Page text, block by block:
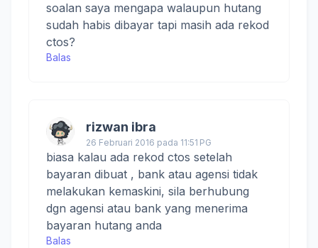
soalan saya mengapa walaupun hutang
sudah habis dibayar tapi masih ada rekod
ctos?
Balas
rizwan ibra
26 Februari 2016 pada 11:51 PG
biasa kalau ada rekod ctos setelah
bayaran dibuat , bank atau agensi tidak
melakukan kemaskini, sila berhubung
dgn agensi atau bank yang menerima
bayaran hutang anda
Balas